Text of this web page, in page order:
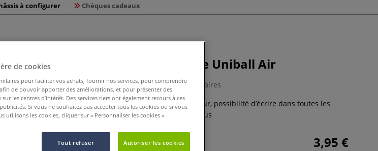
à configurer Chèques cadeaux
Roller encre liquide Uniball Air
0 Commentaires
Sensation de liberté et de douceur, possibilité d’écrire dans toutes les
positions et tous les angles.
Plus
3,95 €
de cookies
pour faciliter vos achats, fournir nos services, pour comprendre
de pouvoir apporter des améliorations, et pour présenter des
les centres d’intérêt. Des services tiers ont également recours à ces
Si vous ne souhaitez pas accepter tous les cookies ou si vous
utilisons les cookies, cliquer sur « Personnaliser les cookies ».
Tout refuser Autoriser les cookies